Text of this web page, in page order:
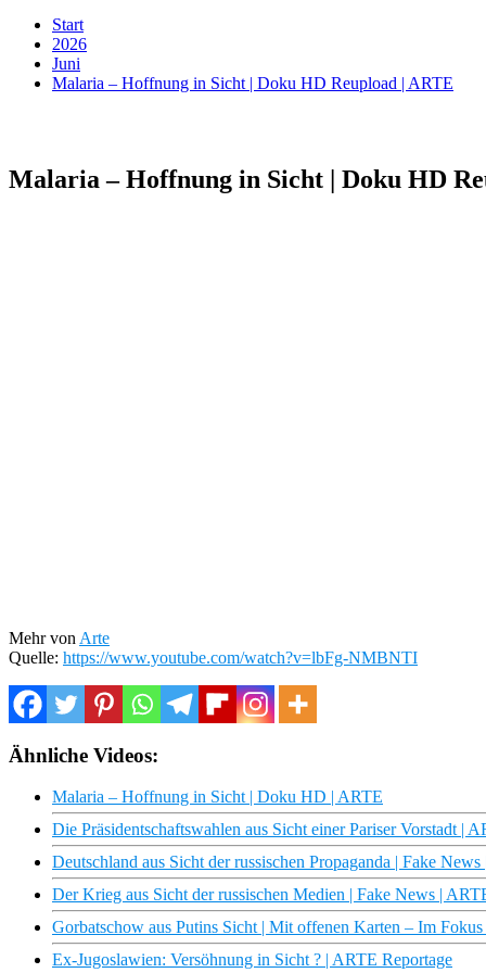
Start
2026
Juni
Malaria – Hoffnung in Sicht | Doku HD Reupload | ARTE
Malaria – Hoffnung in Sicht | Doku HD
Mehr von Arte
Quelle: https://www.youtube.com/watch?v=lbFg-NMBNTI
Ähnliche Videos:
Malaria – Hoffnung in Sicht | Doku HD | ARTE
Die Präsidentschaftswahlen aus Sicht einer Pariser Vorstadt |
Deutschland aus Sicht der russischen Propaganda | Fake
Der Krieg aus Sicht der russischen Medien | Fake News |
Gorbatschow aus Putins Sicht | Mit offenen Karten – Im
Ex-Jugoslawien: Versöhnung in Sicht ? | ARTE Reportage